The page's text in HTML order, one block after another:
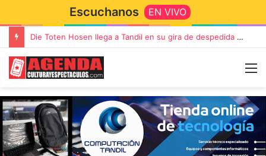
Escuchanos EN VIVO
Die Toten Hosen llega a Tandil en su gira de despedida «Fútbol, Asado, Vino y Adiós Amigos»